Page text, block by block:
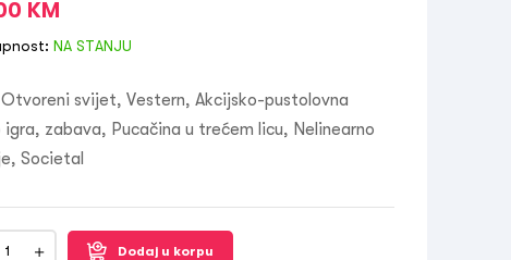
KM
NA STANJU
Otvoreni svijet, Vestern, Akcijsko-pustolovna
igra, zabava, Pucačina u trećem licu, Nelinearno
Societal
Dodaj u korpu